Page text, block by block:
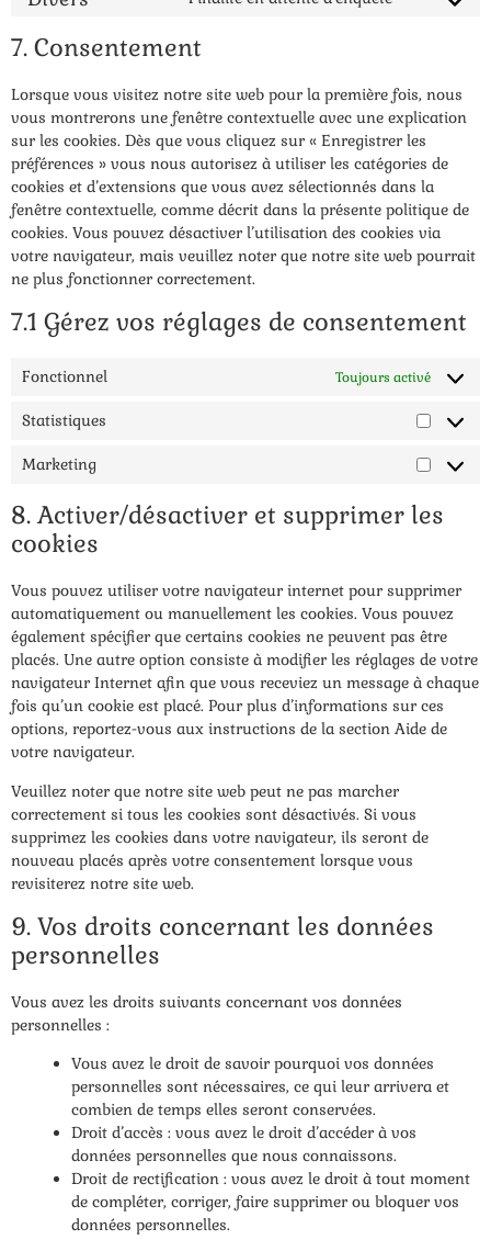
7. Consentement
Lorsque vous visitez notre site web pour la première fois, nous
vous montrerons une fenêtre contextuelle avec une explication
sur les cookies. Dès que vous cliquez sur « Enregistrer les
préférences » vous nous autorisez à utiliser les catégories de
cookies et d’extensions que vous avez sélectionnés dans la
fenêtre contextuelle, comme décrit dans la présente politique de
cookies. Vous pouvez désactiver l’utilisation des cookies via
votre navigateur, mais veuillez noter que notre site web pourrait
ne plus fonctionner correctement.
7.1 Gérez vos réglages de consentement
Fonctionnel Toujours activé
Statistiques
Marketing
8. Activer/désactiver et supprimer les
cookies
Vous pouvez utiliser votre navigateur internet pour supprimer
automatiquement ou manuellement les cookies. Vous pouvez
également spécifier que certains cookies ne peuvent pas être
placés. Une autre option consiste à modifier les réglages de votre
navigateur Internet afin que vous receviez un message à chaque
fois qu’un cookie est placé. Pour plus d’informations sur ces
options, reportez-vous aux instructions de la section Aide de
votre navigateur.
Veuillez noter que notre site web peut ne pas marcher
correctement si tous les cookies sont désactivés. Si vous
supprimez les cookies dans votre navigateur, ils seront de
nouveau placés après votre consentement lorsque vous
revisiterez notre site web.
9. Vos droits concernant les données
personnelles
Vous avez les droits suivants concernant vos données
personnelles :
Vous avez le droit de savoir pourquoi vos données
personnelles sont nécessaires, ce qui leur arrivera et
combien de temps elles seront conservées.
Droit d’accès : vous avez le droit d’accéder à vos
données personnelles que nous connaissons.
Droit de rectification : vous avez le droit à tout moment
de compléter, corriger, faire supprimer ou bloquer vos
données personnelles.